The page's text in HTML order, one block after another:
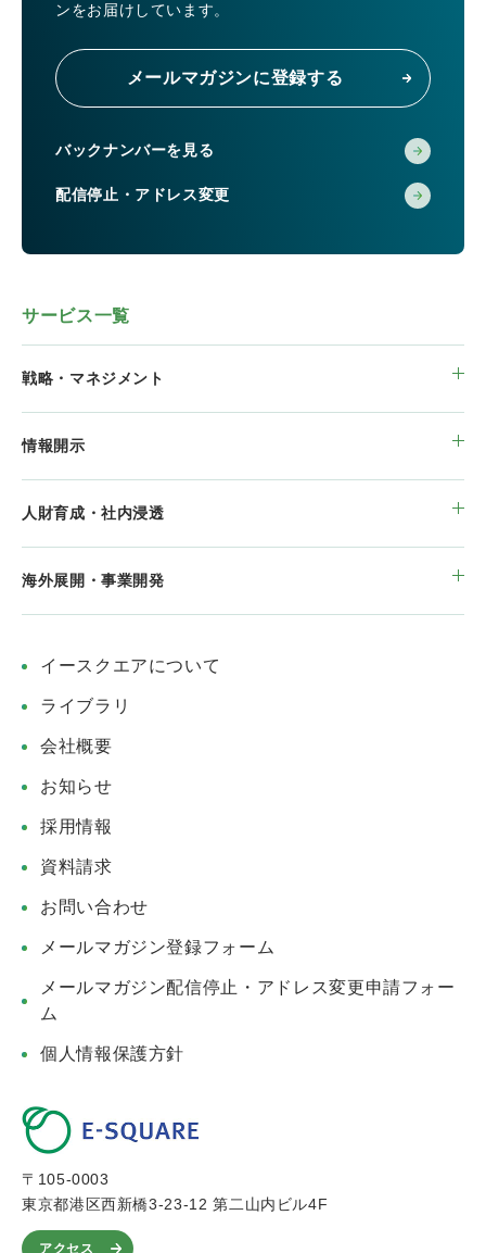
ンをお届けしています。
メールマガジンに登録する
バックナンバーを見る
配信停止・アドレス変更
サービス一覧
戦略・マネジメント
情報開示
人財育成・社内浸透
海外展開・事業開発
イースクエアについて
ライブラリ
会社概要
お知らせ
採用情報
資料請求
お問い合わせ
メールマガジン登録フォーム
メールマガジン配信停止・アドレス変更申請フォー
ム
個人情報保護方針
〒105-0003
東京都港区西新橋3-23-12 第二山内ビル4F
アクセス